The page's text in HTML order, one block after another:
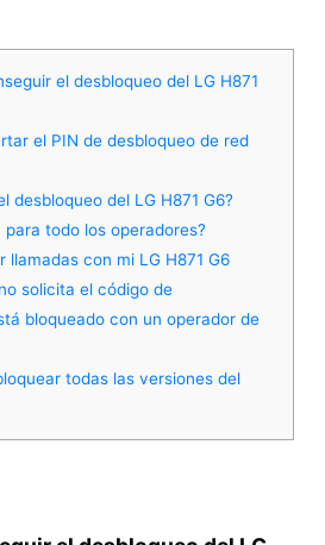
el desbloqueo del LG H871
el PIN de desbloqueo de red
desbloqueo del LG H871 G6?
para todo los operadores?
llamadas con mi LG H871 G6
solicita el código de
bloqueado con un operador de
todas las versiones del